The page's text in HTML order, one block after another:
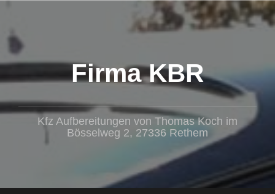
Firma KBR
Kfz Aufbereitungen von Thomas Koch im
Bösselweg 2, 27336 Rethem